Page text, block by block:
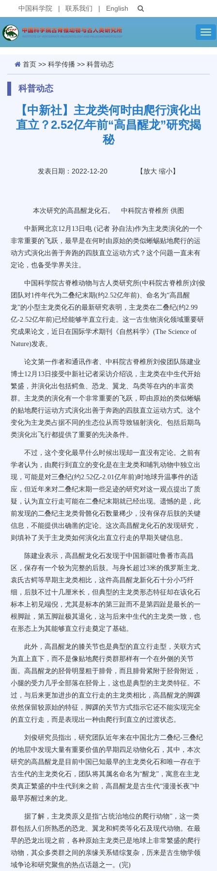
中国科学院 | 联系我们 | English
首页 >> 科学传播 >> 科普动态
科普动态
【中新社】主龙类何时由爬行演化出
直立？2.52亿年前“高昌醒龙”研究揭
秘
发表日期：2022-12-20 【放大 缩小】
本次研究的高昌醒龙化石。 中科院古脊椎所 供图
中新网北京12月13日电 (记者 孙自法)作为主龙类演化的一个
非常重要的飞跃，最早是在何时由原始的类似蜥蜴贴地爬行的运
动方式演化出善于奔跑的四肢直立运动方式？这个问题一直未有
定论，也备受学界关注。
中国科学院古脊椎动物与古人类研究所(中科院古脊椎所)刘俊
团队对1件年代为二叠纪末期(约2.52亿年前)、命名为“高昌醒
龙”的小型主龙类化石的最新研究表明，主龙类在二叠纪(约2.99
亿-2.52亿年前)已经能够半直立行走。这一古生物演化领域重要研
究成果论文，近日在国际学术期刊《自然科学》(The Science of
Nature)发表。
论文第一作者和通讯作者、中科院古脊椎所刘俊团队陈建业
博士12月13日接受中新社记者采访介绍说，主龙类在中生代开始
繁盛，并演化出包括鳄鱼、恐龙、翼龙、鸟类等在内的丰富类
群。主龙类的演化有一个非常重要的飞跃，即由原始的类似蜥蜴
的贴地爬行运动方式演化出善于奔跑的四肢直立运动方式。这个
变化为主龙类占据不同的生态位从而导致辐射演化、包括后期鸟
类演化出飞行都提供了重要的先决条件。
不过，这个变化最早什么时候出现却一直没有定论。之前有
学者认为，由爬行到直立的变化是在主龙类和哺乳动物中独立出
现，可能是对三叠纪(约2.52亿-2.01亿年前)时地球升温事件的适
应，但近年来对二叠纪末期一些足迹的研究对这一观点提出了质
疑，认为直立行走可能在二叠纪末期就已经出现。遗憾的是，此
前发现的二叠纪主龙类骨骼化石数量稀少，没有保存后肢的关键
信息，不能提供出确凿的定论。这次高昌醒龙化石的发现研究，
则填补了关于主龙类如何演化出直立行走的早期关键信息。
陈建业表示，高昌醒龙化石发现于中国新疆吐鲁番市高昌
区，保存有一个较为完整的后肢。与身长超过3米的俄罗斯主龙、
袁氏古鳄等早期主龙类相比，这件高昌醒龙新化石十分小巧纤
细，后肢不过十几厘米长，但典型的主龙类形态特征却在该化石
标本上初见端倪，尤其是标本的第三趾而不是第四趾是最长的一
根脚趾，第五脚趾极其退化，这与后来中生代的主龙类一致，也
在形态上为其能够直立行走奠定了基础。
此外，高昌醒龙的膝关节也是典型的直立行走型，关联方式
为直上直下，而不是像贴地爬行类群那样有一个在外侧的关节
面。高昌醒龙的胫骨明显粗于腓骨，而且腓骨紧附于胫骨附近，
小腿的受力几乎全部落在胫骨上，这也是典型的主龙类特征。不
过，与后来更加进步的直立行走的主龙类相比，高昌醒龙的脚踝
依然保留较原始的特征，脚踝的关节方式指示它还不能实现完全
的直立行走，而是表现出一种由爬行到直立的过渡状态。
刘俊研究员指出，研究团队近年来在中国北方二叠纪-三叠纪
的地层中发现大量有重要价值的早期四足动物化石，其中，本次
研究的高昌醒龙是目前中国已知最早的主龙类化石和唯一存在于
古生代的主龙类化石，团队将其属名命名为“醒龙”，寓意在主龙
类真正繁盛的中生代到来之前，高昌醒龙是古生代“漫漫长夜”中
最早苏醒过来的龙。
据了解，主龙类原义是指“占统治地位的爬行动物”，这一类
群包括人们所熟悉的恐龙、翼龙和鳄类等化石及现代动物。在最
早的恐龙出现之前，各种原始主龙类已是地球上非常繁盛的爬行
动物，其众多类群之间的亲缘关系错综复杂，历来是古生物学领
域争论和研究聚焦的热点话题之一。(完)